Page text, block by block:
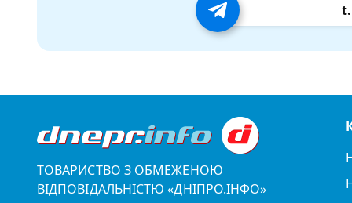
ТОВАРИСТВО З ОБМЕЖЕНОЮ
ВІДПОВІДАЛЬНІСТЮ «ДНІПРО.ІНФО»